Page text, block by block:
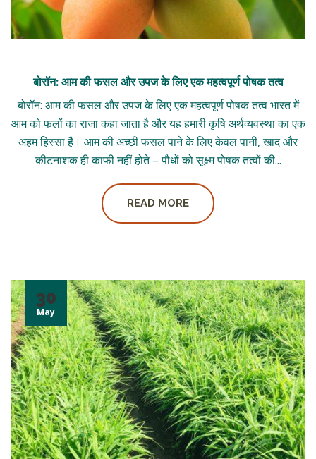
बोरॉन: आम की फसल और उपज के लिए एक महत्वपूर्ण पोषक तत्व
बोरॉन: आम की फसल और उपज के लिए एक महत्वपूर्ण पोषक तत्व भारत में
आम को फलों का राजा कहा जाता है और यह हमारी कृषि अर्थव्यवस्था का एक
अहम हिस्सा है। आम की अच्छी फसल पाने के लिए केवल पानी, खाद और
कीटनाशक ही काफी नहीं होते – पौधों को सूक्ष्म पोषक तत्वों की...
READ MORE
30
May